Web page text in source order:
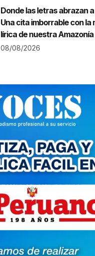
Donde las letras abrazan
Una cita imborrable con la
lírica de nuestra Amazonía
08/08/2026